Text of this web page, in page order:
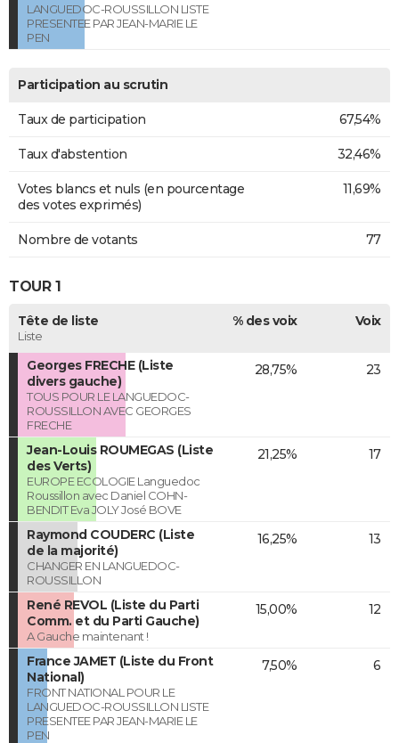
LANGUEDOC-ROUSSILLON LISTE
PRESENTEE PAR JEAN-MARIE LE
PEN
Participation au scrutin
Taux de participation 67,54%
Taux d'abstention 32,46%
Votes blancs et nuls (en pourcentage
des votes exprimés)
11,69%
Nombre de votants 77
TOUR 1
Tête de liste
Liste
% des voix Voix
Georges FRECHE (Liste
divers gauche)
TOUS POUR LE LANGUEDOC-
ROUSSILLON AVEC GEORGES
FRECHE
28,75% 23
Jean-Louis ROUMEGAS (Liste
des Verts)
EUROPE ECOLOGIE Languedoc
Roussillon avec Daniel COHN-
BENDIT Eva JOLY José BOVE
21,25% 17
Raymond COUDERC (Liste
de la majorité)
CHANGER EN LANGUEDOC-
ROUSSILLON
16,25% 13
René REVOL (Liste du Parti
Comm. et du Parti Gauche)
A Gauche maintenant !
15,00% 12
France JAMET (Liste du Front
National)
FRONT NATIONAL POUR LE
LANGUEDOC-ROUSSILLON LISTE
PRESENTEE PAR JEAN-MARIE LE
PEN
7,50% 6